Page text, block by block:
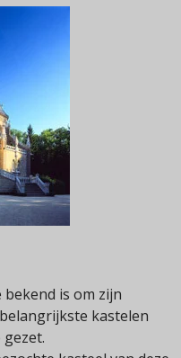
is om zijn
kastelen